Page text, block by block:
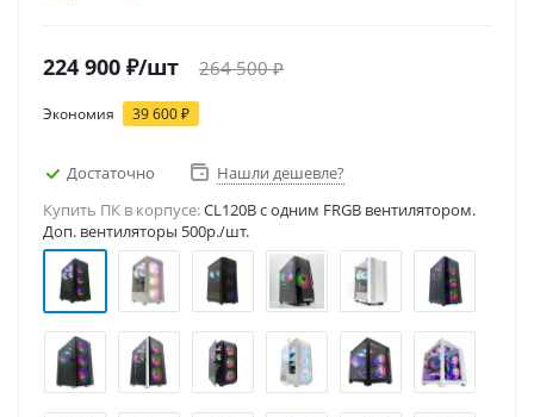
224 900 ₽/шт 264 500₽
Экономия 39 600₽
Достаточно
Нашли дешевле?
Купить ПК в корпусе:CL120B c одним FRGB вентилятором.
Доп. вентиляторы 500р./шт.